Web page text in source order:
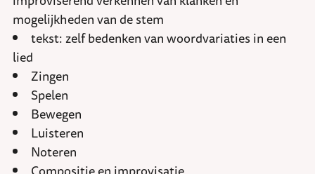
mogelijkheden van de stem
tekst: zelf bedenken van woordvariaties in een
lied
Zingen
Spelen
Bewegen
Luisteren
Noteren